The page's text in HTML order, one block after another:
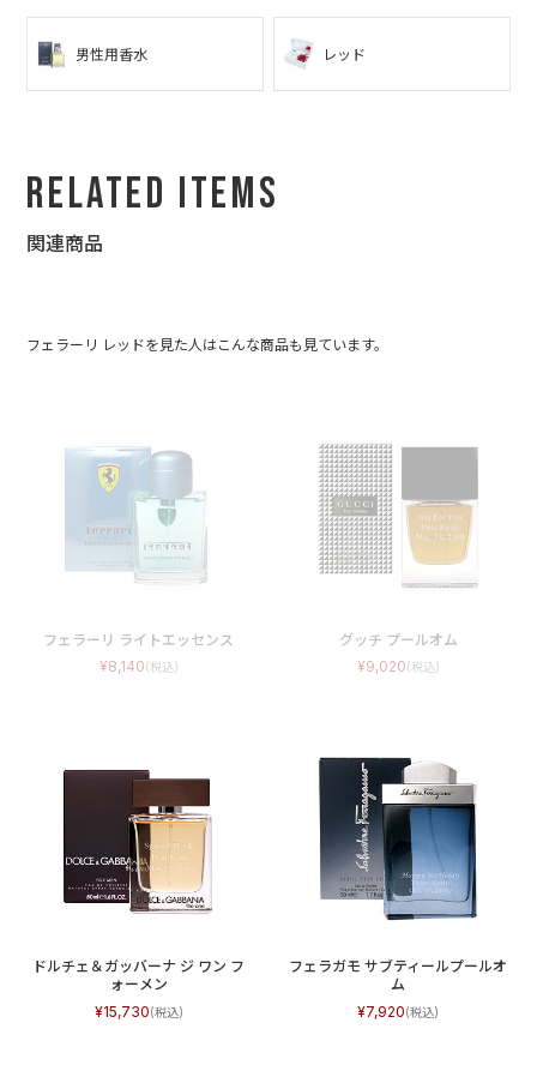
男性用香水 レッド
Related Items
関連商品
フェラーリ レッドを見た人はこんな商品も見ています。
フェラーリ ライトエッセンス
8,140
グッチ プールオム
9,020
ドルチェ＆ガッバーナ ジ ワン フ
ォーメン
15,730
フェラガモ サブティールプールオ
ム
7,920